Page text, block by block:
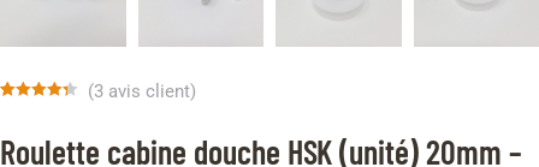
Roulette cabine douche HSK (unité) 20mm –
basé sur
notations
(3avis client)